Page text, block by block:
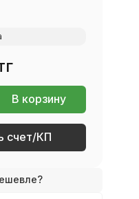
В корзину
счет/КП